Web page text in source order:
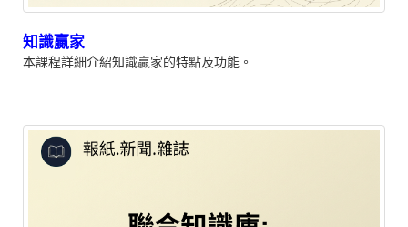
知識贏家
本課程詳細介紹知識贏家的特點及功能。